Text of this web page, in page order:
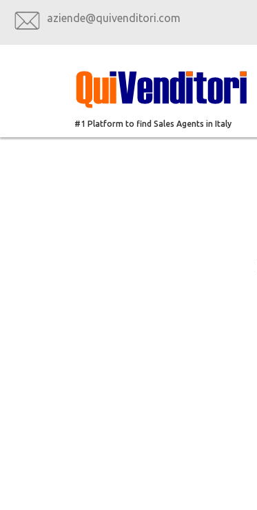
aziende@quivenditori.com
#1 Platform to find Sales Agents in Italy